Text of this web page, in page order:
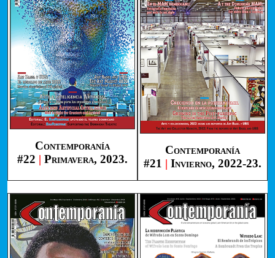
Contemporanía
#22 | Primavera, 2023.
Contemporanía
#21 | Invierno, 2022-23.